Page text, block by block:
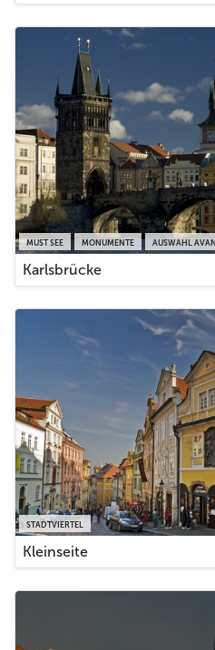
MUST SEE MONUMENTE AUSWAHL
Karlsbrücke
STADTVIERTEL
Kleinseite